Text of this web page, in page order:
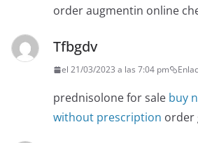
order augmentin online
Tfbgdv
el 21/03/2023 a las 7:04 pm
prednisolone for sale buy
without prescription order